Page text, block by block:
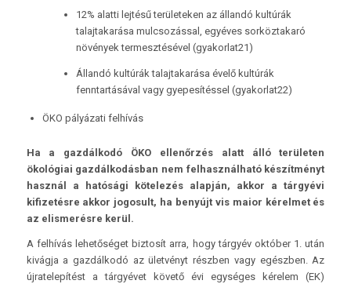
12% alatti lejtésű területeken az állandó kultúrák
talajtakarása mulcsozással, egyéves sorköztakaró
növények termesztésével (gyakorlat21)
Állandó kultúrák talajtakarása évelő kultúrák
fenntartásával vagy gyepesítéssel (gyakorlat22)
ÖKO pályázati felhívás
Ha a gazdálkodó ÖKO ellenőrzés alatt álló területen
ökológiai gazdálkodásban nem felhasználható készítményt
használ a hatósági kötelezés alapján, akkor a tárgyévi
kifizetésre akkor jogosult, ha benyújt vis maior kérelmet és
az elismerésre kerül.
A felhívás lehetőséget biztosít arra, hogy tárgyév október 1. után
kivágja a gazdálkodó az ületvényt részben vagy egészben. Az
újratelepítést a tárgyévet követő évi egységes kérelem (EK)